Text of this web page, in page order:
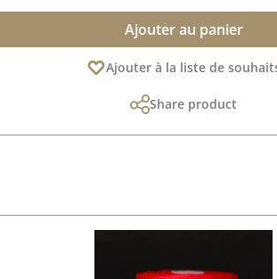
Ajouter au panier
Ajouter à la liste de
Share product